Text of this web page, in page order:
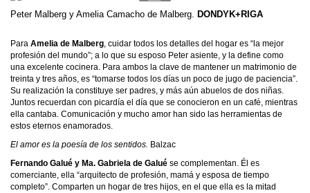
Peter Malberg y Amelia Camacho de Malberg. DONDYK+RIGA
Para Amelia de Malberg, cuidar todos los detalles del hogar es “la mejor
profesión del mundo”; a lo que su esposo Peter asiente, y la define como
una excelente cocinera. Para ambos la clave de mantener un matrimonio de
treinta y tres años, es “tomarse todos los días un poco de jugo de paciencia”.
Su realización la constituye ser padres, y más aún abuelos de dos niñas.
Juntos recuerdan con picardía el día que se conocieron en un café, mientras
ella cantaba. Comunicación y mucho amor han sido las herramientas de
estos eternos enamorados.
El amor es la poesía de los sentidos. Balzac
Fernando Galué y Ma. Gabriela de Galué se complementan. Él es
comerciante, ella “arquitecto de profesión, mamá y esposa de tiempo
completo”. Comparten un hogar de tres hijos, en el que ella es la mitad